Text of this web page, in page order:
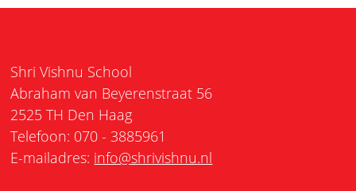
Shri Vishnu School
Abraham van Beyerenstraat 56
2525 TH Den Haag
Telefoon: 070 - 3885961
E-mailadres: info@shrivishnu.nl